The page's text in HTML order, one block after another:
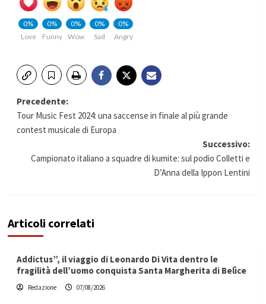
0%
Love
0%
Funny
0%
Wow
0%
Sad
0%
Angry
Navigazione
articolo
Precedente:
Tour Music Fest 2024: una saccense in finale al più grande
contest musicale di Europa
Successivo:
Campionato italiano a squadre di kumite: sul podio Colletti e
D’Anna della Ippon Lentini
Articoli correlati
Addictus”, il viaggio di Leonardo Di Vita dentro le
fragilità dell’uomo conquista Santa Margherita di Belìce
Redazione 07/08/2026